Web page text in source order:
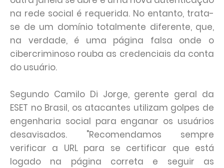
na rede social é requerida. No entanto, trata-
se de um domínio totalmente diferente, que,
na verdade, é uma página falsa onde o
cibercriminoso rouba as credenciais da conta
do usuário.
Segundo Camilo Di Jorge, gerente geral da
ESET no Brasil, os atacantes utilizam golpes de
engenharia social para enganar os usuários
desavisados. "Recomendamos sempre
verificar a URL para se certificar que está
logado na página correta e seguir as